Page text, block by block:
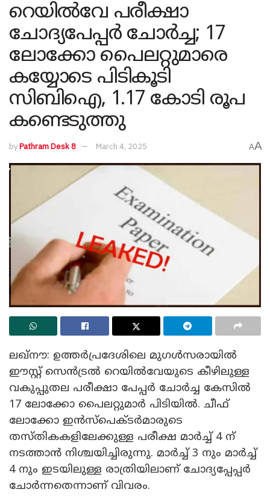
റെയില്‍വേ പരീക്ഷാ
ചോദ്യപേപ്പര്‍ ചോര്‍ച്ച; 17
ലോക്കോ പൈലറ്റുമാരെ
കയ്യോടെ പിടികൂടി
സിബിഐ, 1.17 കോടി രൂപ
കണ്ടെടുത്തു
byPathram Desk 8 March 4, 2025 AA
ലഖ്‌നൗ: ഉത്തര്‍പ്രദേശിലെ മുഗള്‍സരായില്‍
ഈസ്റ്റ് സെന്‍ട്രല്‍ റെയില്‍വേയുടെ കീഴിലുള്ള
വകുപ്പുതല പരീക്ഷാ പേപ്പര്‍ ചോര്‍ച്ച കേസില്‍
17 ലോക്കോ പൈലറ്റുമാര്‍ പിടിയില്‍. ചീഫ്
ലോക്കോ ഇന്‍സ്‌പെക്ടര്‍മാരുടെ
തസ്തികകളിലേക്കുള്ള പരീക്ഷ മാര്‍ച്ച് 4 ന്
നടത്താന്‍ നിശ്ചയിച്ചിരുന്നു. മാര്‍ച്ച് 3 നും മാര്‍ച്ച്
4 നും ഇടയിലുള്ള രാത്രിയിലാണ് ചോദ്യപ്പേപ്പര്‍
ചോര്‍ന്നതെന്നാണ് വിവരം.